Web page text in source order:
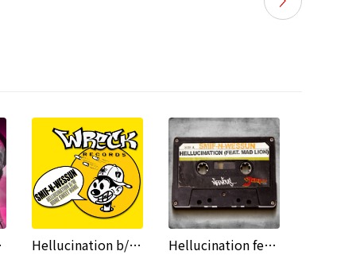
Hellucination b/w Home Sweet Home Hellucination feat. Mad Lion - Jaguar Skills Stand Strong Remix